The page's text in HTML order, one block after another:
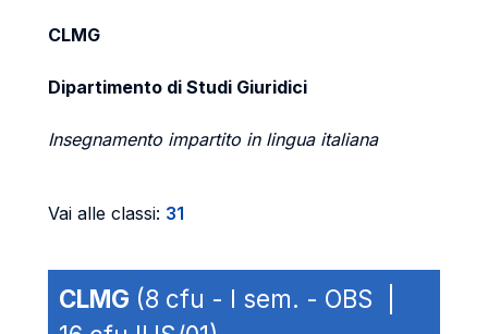
CLMG
Dipartimento di Studi Giuridici
Insegnamento impartito in lingua italiana
Vai alle classi: 31
CLMG (8 cfu - I sem. - OBS |